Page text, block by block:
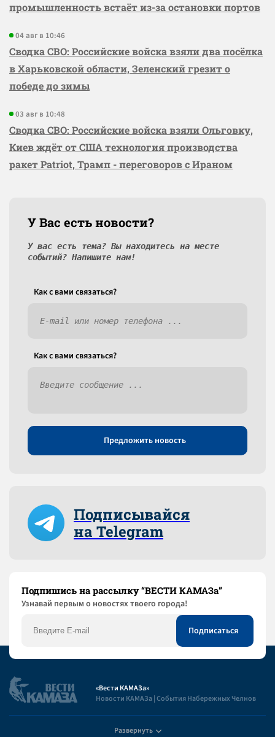
промышленность встаёт из-за остановки портов
04 авг в 10:46
Сводка СВО: Российские войска взяли два посёлка
в Харьковской области, Зеленский грезит о
победе до зимы
03 авг в 10:48
Сводка СВО: Российские войска взяли Ольговку,
Киев ждёт от США технология производства
ракет Patriot, Трамп - переговоров с Ираном
У Вас есть новости?
У вас есть тема? Вы находитесь на месте
событий? Напишите нам!
Как c вами связаться?
Как c вами связаться?
Предложить новость
Подписывайся
на Telegram
Подпишись на рассылку “ВЕСТИ КАМАЗа”
Узнaвай первым о новостях твоего города!
«Вести КАМАЗа»
Новости КАМАЗа | События Набережных Челнов
Развернуть